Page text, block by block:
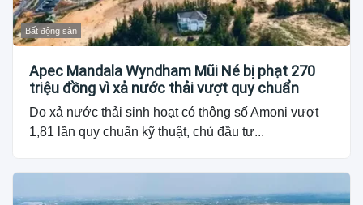
Bất động sản
Apec Mandala Wyndham Mũi Né bị phạt 270
triệu đồng vì xả nước thải vượt quy chuẩn
Do xả nước thải sinh hoạt có thông số Amoni vượt
1,81 lần quy chuẩn kỹ thuật, chủ đầu tư...